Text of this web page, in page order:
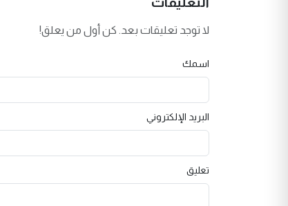
لا توجد تعليقات بعد. كن أول من يعلق!
اسمك
البريد الإلكتروني
تعليق